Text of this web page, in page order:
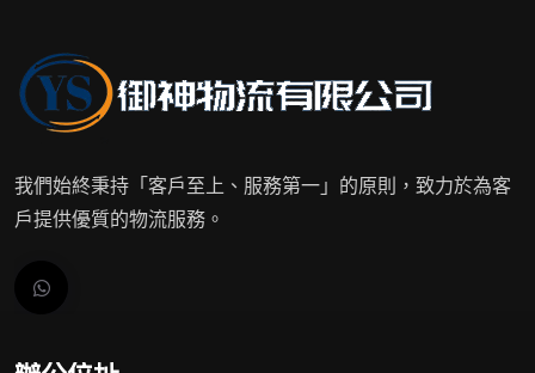
我們始終秉持「客戶至上、服務第一」的原則，致力於為客
戶提供優質的物流服務。